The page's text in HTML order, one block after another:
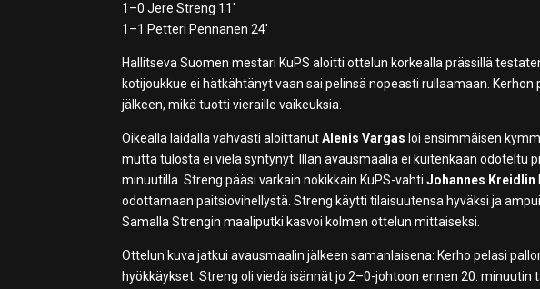
1–0 Jere Streng 11′
1–1 Petteri Pennanen 24′
Hallitseva Suomen mestari KuPS aloitti ottelun korkealla prässillä
kotijoukkue ei hätkähtänyt vaan sai pelinsä nopeasti rullaamaan.
jälkeen, mikä tuotti vieraille vaikeuksia.
Oikealla laidalla vahvasti aloittanutAlenis Vargas loi ensimmäisen
mutta tulosta ei vielä syntynyt. Illan avausmaalia ei kuitenkaan odoteltu
minuutilla. Streng pääsi varkain nokikkain KuPS-vahtiJohannes Kreidlin
odottamaan paitsiovihellystä. Streng käytti tilaisuutensa hyväksi ja
Samalla Strengin maaliputki kasvoi kolmen ottelun mittaiseksi.
Ottelun kuva jatkui avausmaalin jälkeen samanlaisena: Kerho pelasi
hyökkäykset. Streng oli viedä isännät jo 2–0-johtoon ennen 20.